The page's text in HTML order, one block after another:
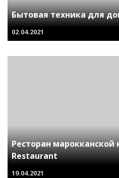
Бытовая техника для
02.04.2021
Ресторан марокканской
Restaurant
19.04.2021